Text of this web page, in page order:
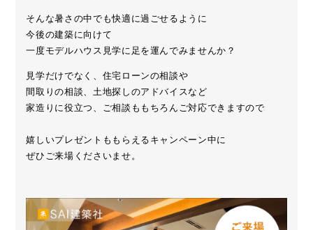
そんな暑さの中でも快適に過ごせるように
今後の建築に向けて
一度モデルハウス見学に足を運んでみませんか？
見学だけでなく、住宅ローンの相談や
間取りの相談、土地探しのアドバイスなど
家造りに役立つ、ご相談ももちろんご対応できますので
嬉しいプレゼントももらえるキャンペーン中に
ぜひご来場くださいませ。